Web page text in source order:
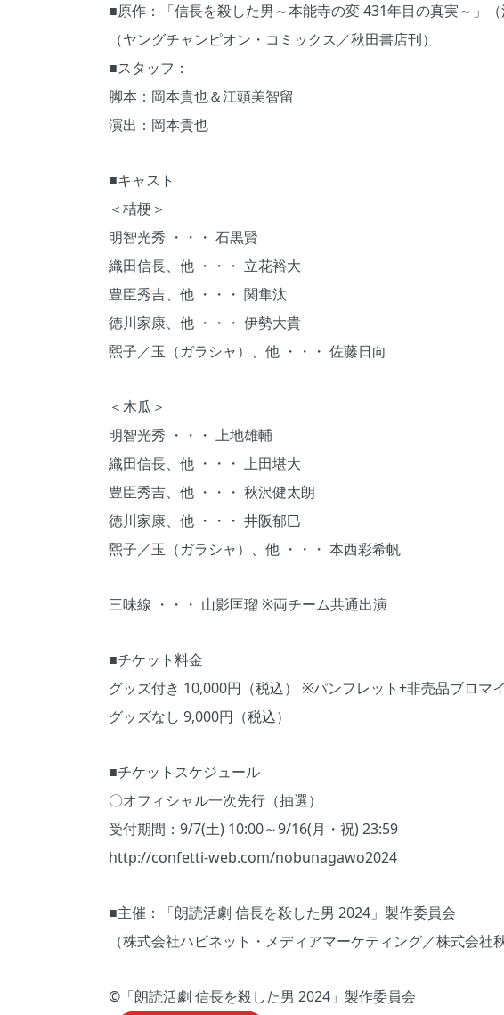
■原作：「信長を殺した男～本能寺の変 431年目の真実～」
（ヤングチャンピオン・コミックス／秋田書店刊）
■スタッフ：
脚本：岡本貴也＆江頭美智留
演出：岡本貴也
■キャスト
＜桔梗＞
明智光秀 ・・・ 石黒賢
織田信長、他 ・・・ 立花裕大
豊臣秀吉、他 ・・・ 関隼汰
徳川家康、他 ・・・ 伊勢大貴
煕子／玉（ガラシャ）、他 ・・・ 佐藤日向
＜木瓜＞
明智光秀 ・・・ 上地雄輔
織田信長、他 ・・・ 上田堪大
豊臣秀吉、他 ・・・ 秋沢健太朗
徳川家康、他 ・・・ 井阪郁巳
煕子／玉（ガラシャ）、他 ・・・ 本西彩希帆
三味線 ・・・ 山影匡瑠 ※両チーム共通出演
■チケット料金
グッズ付き 10,000円（税込） ※パンフレット+非売品ブロマ
グッズなし 9,000円（税込）
■チケットスケジュール
〇オフィシャル一次先行（抽選）
受付期間：9/7(土) 10:00～9/16(月・祝) 23:59
http://confetti-web.com/nobunagawo2024
■主催：「朗読活劇 信長を殺した男 2024」製作委員会
（株式会社ハピネット・メディアマーケティング／株式会社
©「朗読活劇 信長を殺した男 2024」製作委員会